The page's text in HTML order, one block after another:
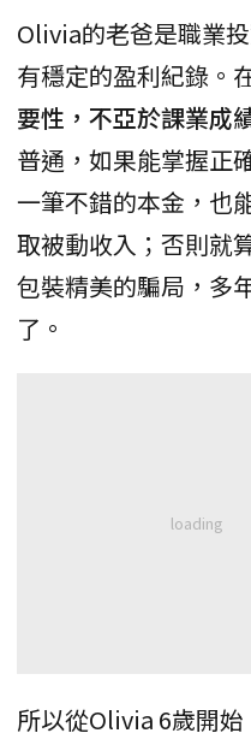
Olivia的老爸是職業
有穩定的盈利紀錄。
要性，不亞於課業成
普通，如果能掌握正
一筆不錯的本金，也
取被動收入；否則就
包裝精美的騙局，多
了。
所以從Olivia 6歲開